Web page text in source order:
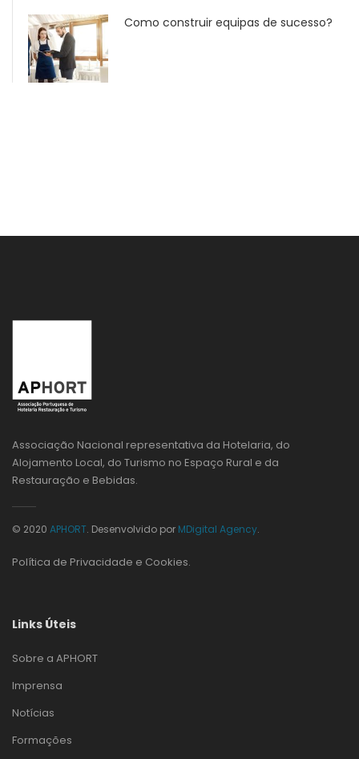
Como construir equipas de sucesso?
Associação Nacional representativa da Hotelaria, do
Alojamento Local, do Turismo no Espaço Rural e da
Restauração e Bebidas.
© 2020 APHORT. Desenvolvido por MDigital Agency.
Política de Privacidade e Cookies.
Links Úteis
Sobre a APHORT
Imprensa
Notícias
Formações